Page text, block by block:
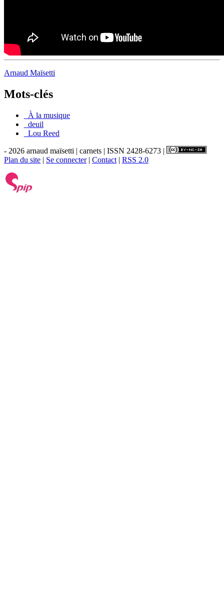
Arnaud Maïsetti
Mots-clés
_À la musique
_deuil
_Lou Reed
- 2026 arnaud maïsetti | carnets | ISSN 2428-6273 |
Plan du site | Se connecter| Contact | RSS 2.0